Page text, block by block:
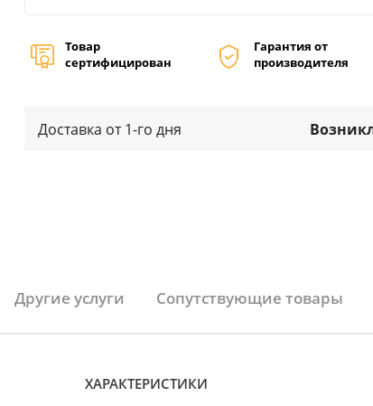
Товар
сертифицирован
Гарантия от
производителя
Доставка от 1-го дня
Другие услуги Сопутствующие товары
ХАРАКТЕРИСТИКИ